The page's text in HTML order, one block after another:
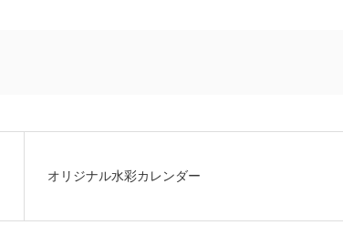
オリジナル水彩カレンダー